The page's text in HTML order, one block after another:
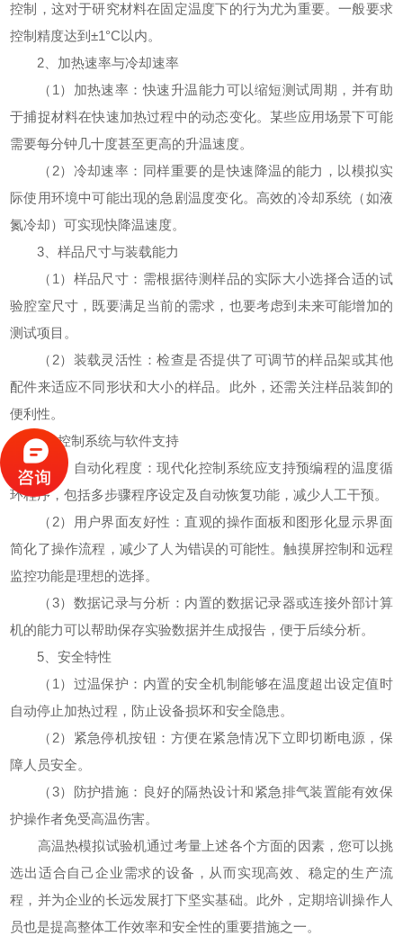
控制，这对于研究材料在固定温度下的行为尤为重要。一般要求
控制精度达到±1°C以内。
2、加热速率与冷却速率
（1）加热速率：快速升温能力可以缩短测试周期，并有助
于捕捉材料在快速加热过程中的动态变化。某些应用场景下可能
需要每分钟几十度甚至更高的升温速度。
（2）冷却速率：同样重要的是快速降温的能力，以模拟实
际使用环境中可能出现的急剧温度变化。高效的冷却系统（如液
氮冷却）可实现快降温速度。
3、样品尺寸与装载能力
（1）样品尺寸：需根据待测样品的实际大小选择合适的试
验腔室尺寸，既要满足当前的需求，也要考虑到未来可能增加的
测试项目。
（2）装载灵活性：检查是否提供了可调节的样品架或其他
配件来适应不同形状和大小的样品。此外，还需关注样品装卸的
便利性。
4、控制系统与软件支持
（1）自动化程度：现代化控制系统应支持预编程的温度循
环程序，包括多步骤程序设定及自动恢复功能，减少人工干预。
（2）用户界面友好性：直观的操作面板和图形化显示界面
简化了操作流程，减少了人为错误的可能性。触摸屏控制和远程
监控功能是理想的选择。
（3）数据记录与分析：内置的数据记录器或连接外部计算
机的能力可以帮助保存实验数据并生成报告，便于后续分析。
5、安全特性
（1）过温保护：内置的安全机制能够在温度超出设定值时
自动停止加热过程，防止设备损坏和安全隐患。
（2）紧急停机按钮：方便在紧急情况下立即切断电源，保
障人员安全。
（3）防护措施：良好的隔热设计和紧急排气装置能有效保
护操作者免受高温伤害。
高温热模拟试验机通过考量上述各个方面的因素，您可以挑
选出适合自己企业需求的设备，从而实现高效、稳定的生产流
程，并为企业的长远发展打下坚实基础。此外，定期培训操作人
员也是提高整体工作效率和安全性的重要措施之一。